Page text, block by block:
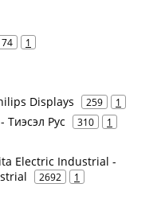
1
Displays 259 1
Тиэсэл Рус 310 1
Electric Industrial -
2692 1